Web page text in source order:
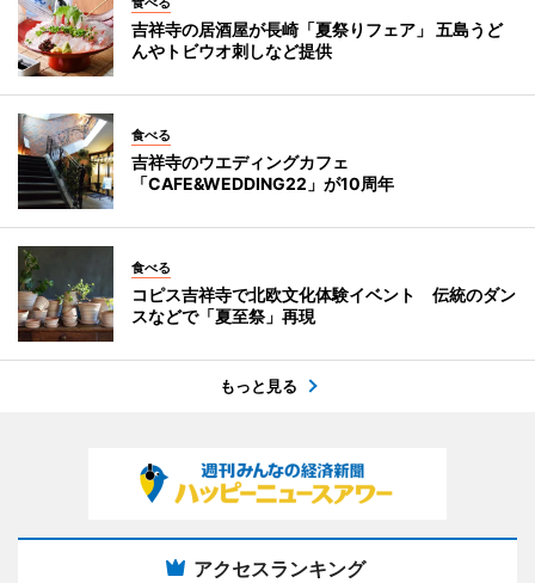
吉祥寺の居酒屋が長崎「夏祭りフェア」 五島うど
んやトビウオ刺しなど提供
食べる
吉祥寺のウエディングカフェ
「CAFE&WEDDING22」が10周年
食べる
コピス吉祥寺で北欧文化体験イベント 伝統のダン
スなどで「夏至祭」再現
もっと見る
アクセスランキング